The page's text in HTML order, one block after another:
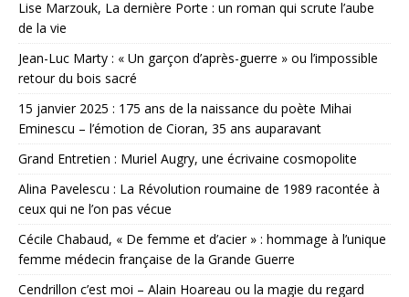
Lise Marzouk, La dernière Porte : un roman qui scrute l’aube
de la vie
Jean-Luc Marty : « Un garçon d’après-guerre » ou l’impossible
retour du bois sacré
15 janvier 2025 : 175 ans de la naissance du poète Mihai
Eminescu – l’émotion de Cioran, 35 ans auparavant
Grand Entretien : Muriel Augry, une écrivaine cosmopolite
Alina Pavelescu : La Révolution roumaine de 1989 racontée à
ceux qui ne l’on pas vécue
Cécile Chabaud, « De femme et d’acier » : hommage à l’unique
femme médecin française de la Grande Guerre
Cendrillon c’est moi – Alain Hoareau ou la magie du regard